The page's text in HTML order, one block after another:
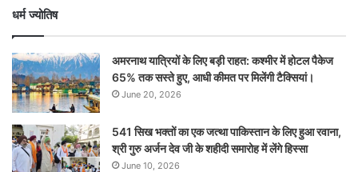
धर्म ज्योतिष
अमरनाथ यात्रियों के लिए बड़ी राहत: कश्मीर में होटल पैकेज
65% तक सस्ते हुए, आधी कीमत पर मिलेंगी टैक्सियां।
June 20, 2026
541 सिख भक्तों का एक जत्था पाकिस्तान के लिए हुआ रवाना,
श्री गुरु अर्जन देव जी के शहीदी समारोह में लेंगे हिस्सा
June 10, 2026